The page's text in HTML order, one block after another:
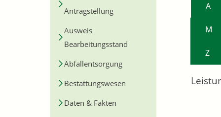
Antragstellung
Ausweis
Bearbeitungsstand
Abfallentsorgung
Bestattungswesen
Daten & Fakten
A
M
Z